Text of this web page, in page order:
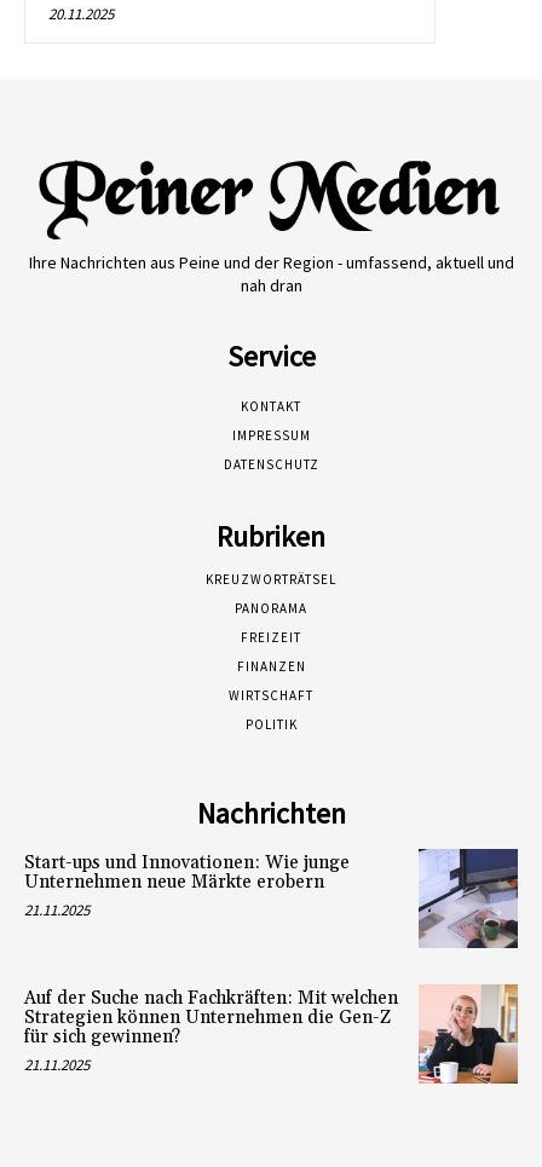
20.11.2025
Ihre Nachrichten aus Peine und der Region - umfassend, aktuell und
nah dran
Service
KONTAKT
IMPRESSUM
DATENSCHUTZ
Rubriken
KREUZWORTRÄTSEL
PANORAMA
FREIZEIT
FINANZEN
WIRTSCHAFT
POLITIK
Nachrichten
Start-ups und Innovationen: Wie junge
Unternehmen neue Märkte erobern
21.11.2025
Auf der Suche nach Fachkräften: Mit welchen
Strategien können Unternehmen die Gen-Z
für sich gewinnen?
21.11.2025